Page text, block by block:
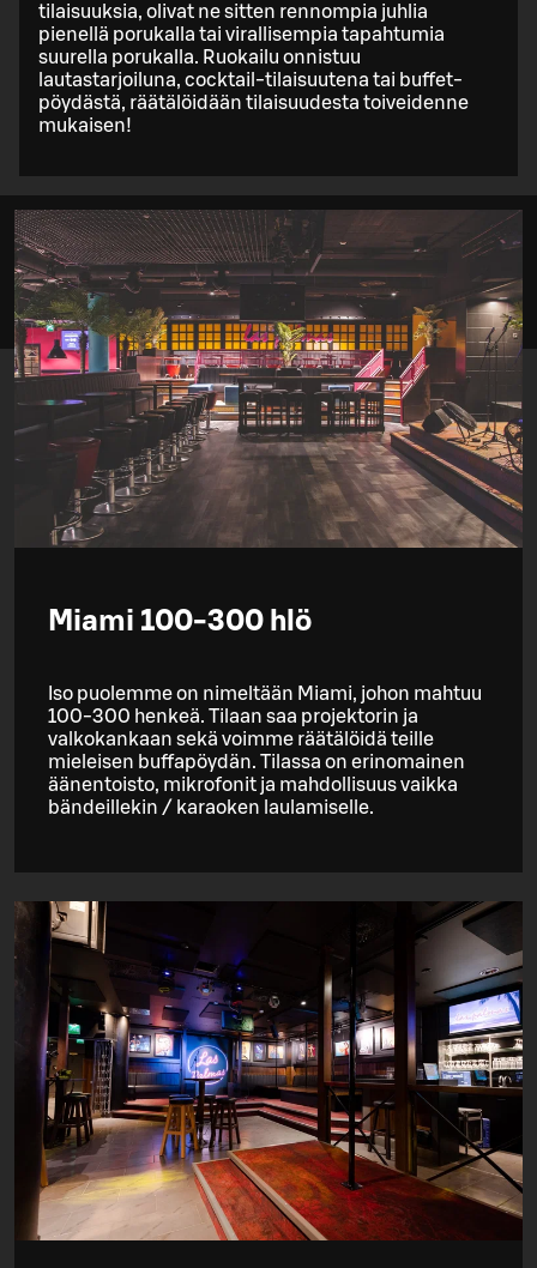
tilaisuuksia, olivat ne sitten rennompia juhlia
pienellä porukalla tai virallisempia tapahtumia
suurella porukalla. Ruokailu onnistuu
lautastarjoiluna, cocktail-tilaisuutena tai buffet-
pöydästä, räätälöidään tilaisuudesta toiveidenne
mukaisen!
Miami 100-300 hlö
Iso puolemme on nimeltään Miami, johon mahtuu
100-300 henkeä. Tilaan saa projektorin ja
valkokankaan sekä voimme räätälöidä teille
mieleisen buffapöydän. Tilassa on erinomainen
äänentoisto, mikrofonit ja mahdollisuus vaikka
bändeillekin / karaoken laulamiselle.